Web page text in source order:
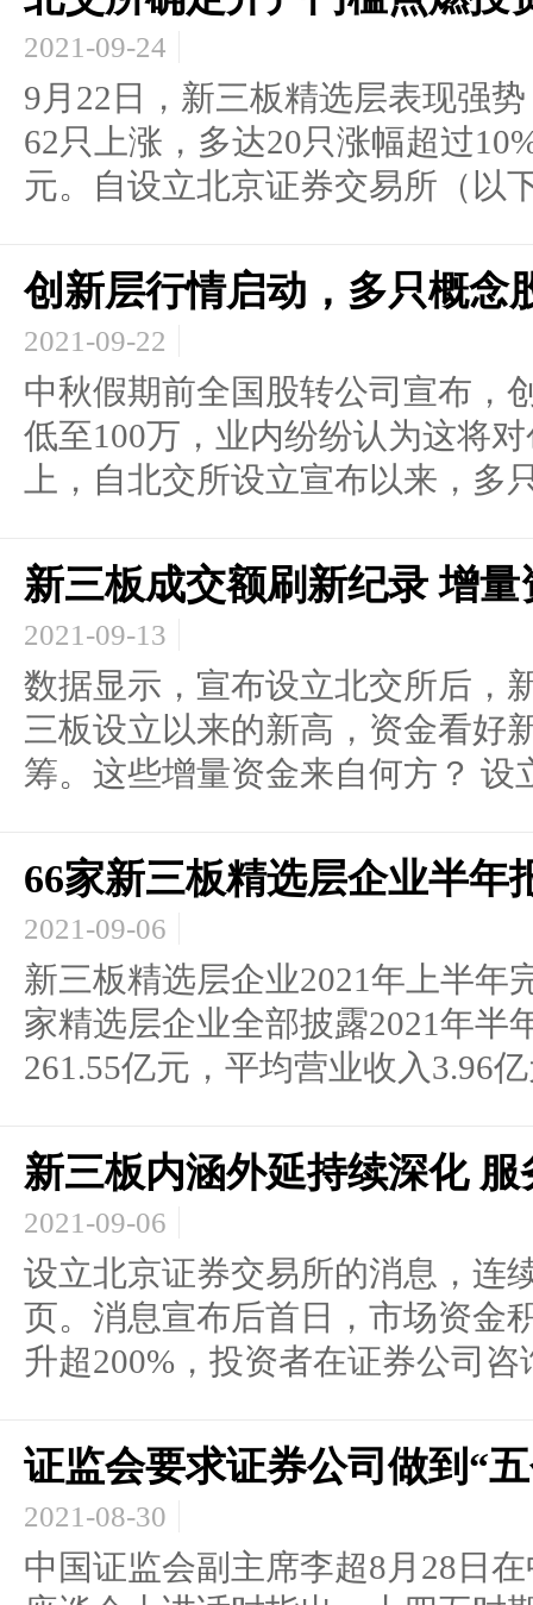
2021-09-24
9月22日，新三板精选层表现强
62只上涨，多达20只涨幅超过
元。自设立北京证券交易所（以
创新层行情启动，多只概念
2021-09-22
中秋假期前全国股转公司宣布，
低至100万，业内纷纷认为这将
上，自北交所设立宣布以来，多
新三板成交额刷新纪录 增
2021-09-13
数据显示，宣布设立北交所后，
三板设立以来的新高，资金看好
筹。这些增量资金来自何方？ 设
66家新三板精选层企业半年
2021-09-06
新三板精选层企业2021年上半年
家精选层企业全部披露2021年半
261.55亿元，平均营业收入3.96
新三板内涵外延持续深化
2021-09-06
设立北京证券交易所的消息，连
页。消息宣布后首日，市场资金
升超200%，投资者在证券公司咨
证监会要求证券公司做到“
2021-08-30
中国证监会副主席李超8月28日